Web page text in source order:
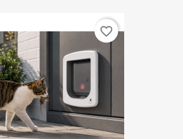
favorite_border